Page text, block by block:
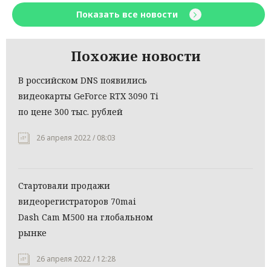
Показать все новости
Похожие новости
В российском DNS появились
видеокарты GeForce RTX 3090 Ti
по цене 300 тыс. рублей
26 апреля 2022 / 08:03
Стартовали продажи
видеорегистраторов 70mai
Dash Cam M500 на глобальном
рынке
26 апреля 2022 / 12:28